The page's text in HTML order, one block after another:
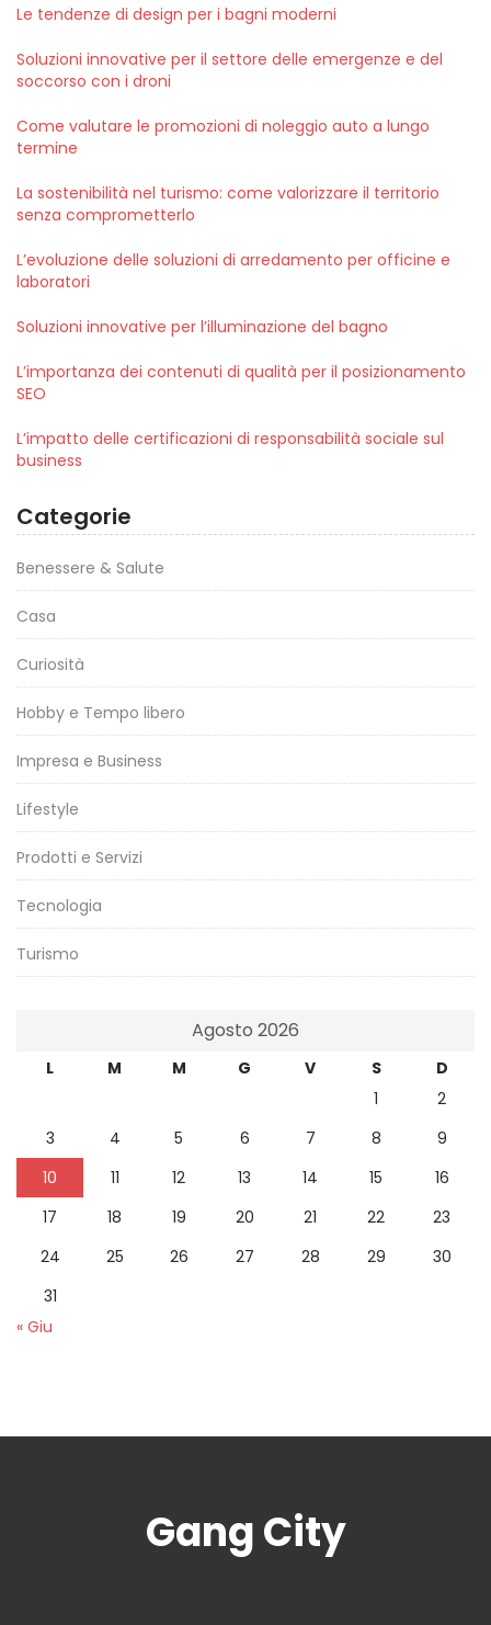
Le tendenze di design per i bagni moderni
Soluzioni innovative per il settore delle emergenze e del
soccorso con i droni
Come valutare le promozioni di noleggio auto a lungo
termine
La sostenibilità nel turismo: come valorizzare il territorio
senza comprometterlo
L’evoluzione delle soluzioni di arredamento per officine e
laboratori
Soluzioni innovative per l’illuminazione del bagno
L’importanza dei contenuti di qualità per il posizionamento
SEO
L’impatto delle certificazioni di responsabilità sociale sul
business
Categorie
Benessere & Salute
Casa
Curiosità
Hobby e Tempo libero
Impresa e Business
Lifestyle
Prodotti e Servizi
Tecnologia
Turismo
Agosto 2026
L M M G V S
D
1
2
3
4 5 6 7 8
9
10
11 12 13 14 15
16
17
18 19 20 21 22
23
24
25 26 27 28 29
30
31
« Giu
Gang City